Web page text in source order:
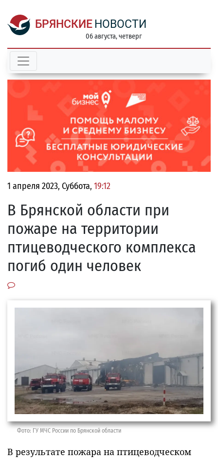
БРЯНСКИЕ НОВОСТИ
06 августа, четверг
1 апреля 2023, Суббота, 19:12
В Брянской области при
пожаре на территории
птицеводческого комплекса
погиб один человек
Фото: ГУ МЧС России по Брянской области
В результате пожара на птицеводческом